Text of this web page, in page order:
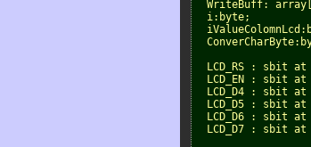
WriteBuff:
  i:byte;
LCD_RS : sbit at
LCD_EN : sbit at
LCD_D4 : sbit at
LCD_D5 : sbit at
LCD_D6 : sbit at
LCD_D7 : sbit at